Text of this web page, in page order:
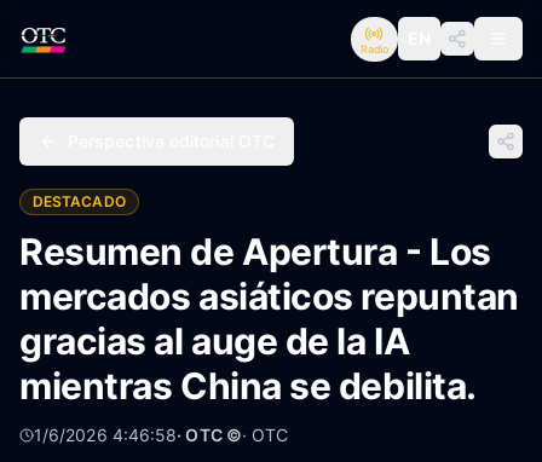
Radio
DESTACADO
Resumen de Apertura - Los
mercados asiáticos repuntan
gracias al auge de la IA
mientras China se debilita.
1/6/2026 4:46:58· OTC ©· OTC